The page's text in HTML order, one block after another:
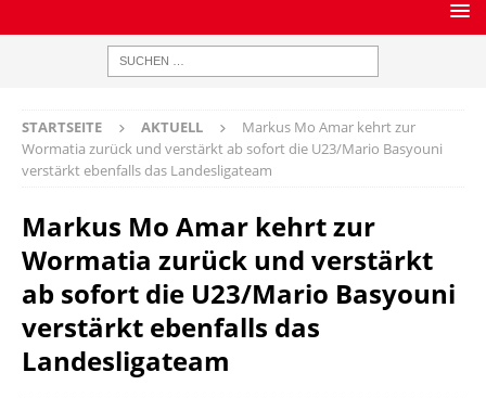
STARTSEITE AKTUELL
Markus Mo Amar kehrt zur
Wormatia zurück und verstärkt ab sofort die U23/Mario Basyouni
verstärkt ebenfalls das Landesligateam
Markus Mo Amar kehrt zur
Wormatia zurück und verstärkt
ab sofort die U23/Mario Basyouni
verstärkt ebenfalls das
Landesligateam